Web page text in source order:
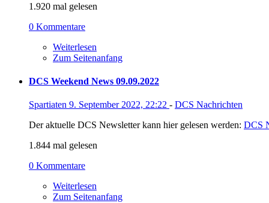
1.920 mal gelesen
0 Kommentare
Weiterlesen
Zum Seitenanfang
DCS Weekend News 09.09.2022
Spartiaten 9. September 2022, 22:22 - DCS Nachrichten
Der aktuelle DCS Newsletter kann hier gelesen werden: DCS
1.844 mal gelesen
0 Kommentare
Weiterlesen
Zum Seitenanfang